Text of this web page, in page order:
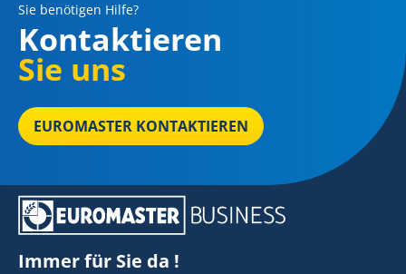
Sie benötigen Hilfe?
Kontaktieren
Sie uns
EUROMASTER KONTAKTIEREN
Immer für Sie da !